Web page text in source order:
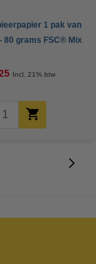
1 pak van
80 grams FSC® Mix
Incl. 21% btw